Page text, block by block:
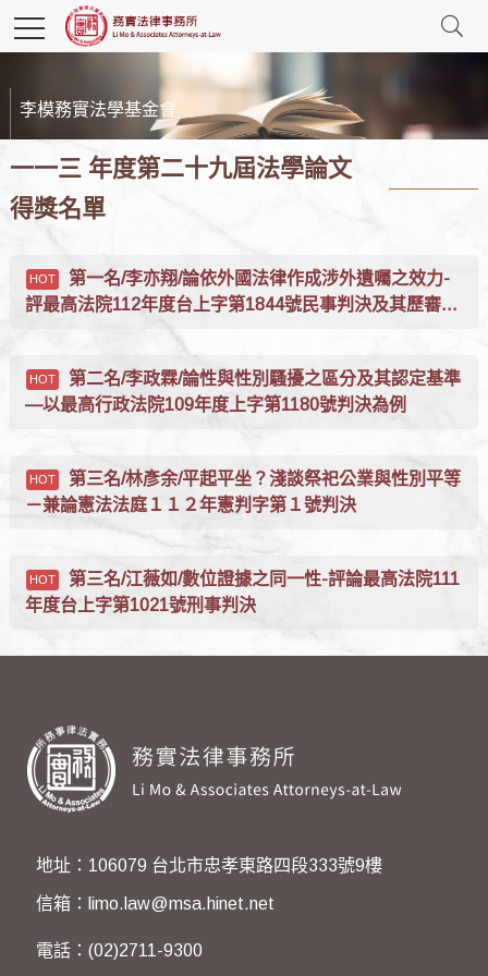
李模務實法學基金會
一一三 年度第二十九屆法學論文
得獎名單
第一名/李亦翔/論依外國法律作成涉外遺囑之效力-
評最高法院112年度台上字第1844號民事判決及其歷審判
第二名/李政霖/論性與性別騷擾之區分及其認定基準
—以最高行政法院109年度上字第1180號判決為例
第三名/林彥余/平起平坐？淺談祭祀公業與性別平等
－兼論憲法法庭１１２年憲判字第１號判決
第三名/江薇如/數位證據之同一性-評論最高法院111
年度台上字第1021號刑事判決
地址：106079 台北市忠孝東路四段333號9樓
信箱：limo.law@msa.hinet.net
電話：(02)2711-9300